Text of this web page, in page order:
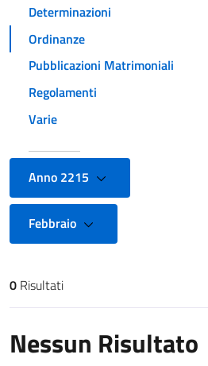
Determinazioni
Ordinanze
Pubblicazioni Matrimoniali
Regolamenti
Varie
Anno 2215
Febbraio
Risultati di ricerca
0 Risultati
Nessun Risultato